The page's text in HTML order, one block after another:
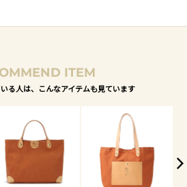
ITEM
る人は、こんなアイテムも見ています